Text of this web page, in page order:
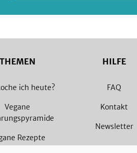
THEMEN
ich heute?
Vegane
Rezepte
HILFE
FAQ
Kontakt
Newsletter